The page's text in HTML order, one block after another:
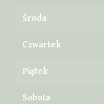
Środa
Czwartek
Piątek
Sobota